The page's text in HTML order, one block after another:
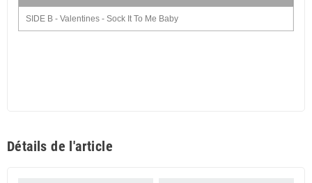
SIDE B - Valentines - Sock It To Me Baby
Détails de l'article